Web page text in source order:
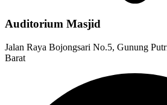
Auditorium Masjid
Jalan Raya Bojongsari No.5, Gunung
Barat